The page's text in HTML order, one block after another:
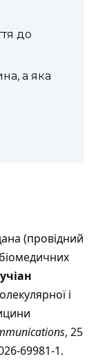
до
а яка
(провідний
і
, 25
69981-1.